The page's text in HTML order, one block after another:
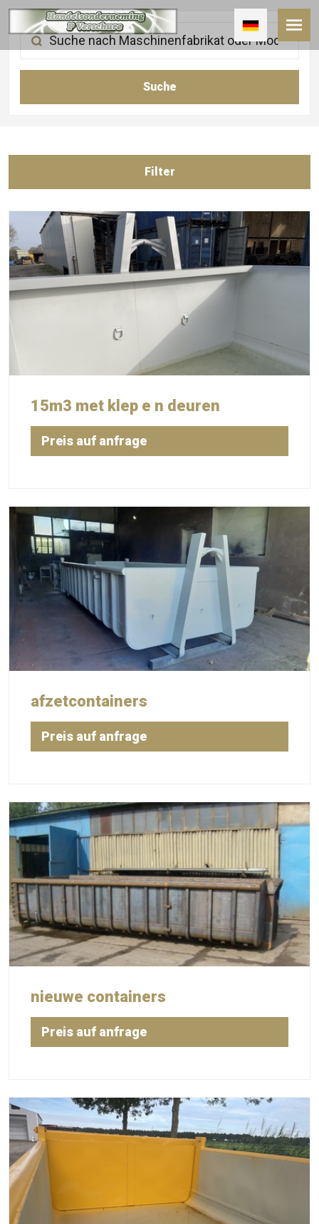
Filter
15m3 met klep e n deuren
Preis auf anfrage
afzetcontainers
Preis auf anfrage
nieuwe containers
Preis auf anfrage